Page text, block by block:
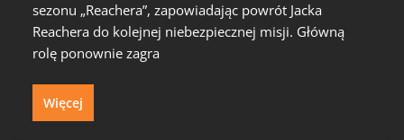
sezonu „Reachera”, zapowiadając powrót Jacka
Reachera do kolejnej niebezpiecznej misji. Główną
rolę ponownie zagra
Więcej